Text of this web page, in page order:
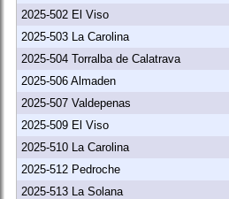
2025-502 El Viso
2025-503 La Carolina
2025-504 Torralba de Calatrava
2025-506 Almaden
2025-507 Valdepenas
2025-509 El Viso
2025-510 La Carolina
2025-512 Pedroche
2025-513 La Solana